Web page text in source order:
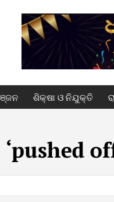
ଶିକ୍ଷା ଓ ନିଯୁକ୍ତି
‘pushed